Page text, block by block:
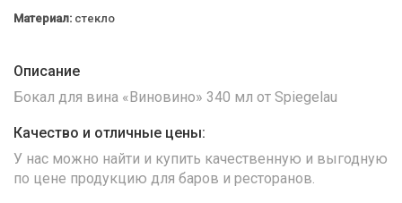
Материал: стекло
Описание
Бокал для вина «Виновино» 340 мл от Spiegelau
Качество и отличные цены:
У нас можно найти и купить качественную и выгодную
по цене продукцию для баров и ресторанов.